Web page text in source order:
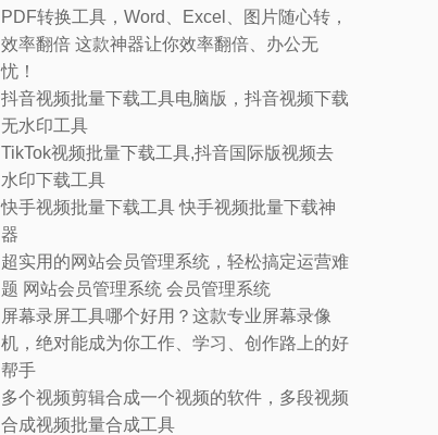
PDF转换工具，Word、Excel、图片随心转，
效率翻倍 这款神器让你效率翻倍、办公无
忧！
抖音视频批量下载工具电脑版，抖音视频下载
无水印工具
TikTok视频批量下载工具,抖音国际版视频去
水印下载工具
快手视频批量下载工具 快手视频批量下载神
器
超实用的网站会员管理系统，轻松搞定运营难
题 网站会员管理系统 会员管理系统
屏幕录屏工具哪个好用？这款专业屏幕录像
机，绝对能成为你工作、学习、创作路上的好
帮手
多个视频剪辑合成一个视频的软件，多段视频
合成视频批量合成工具